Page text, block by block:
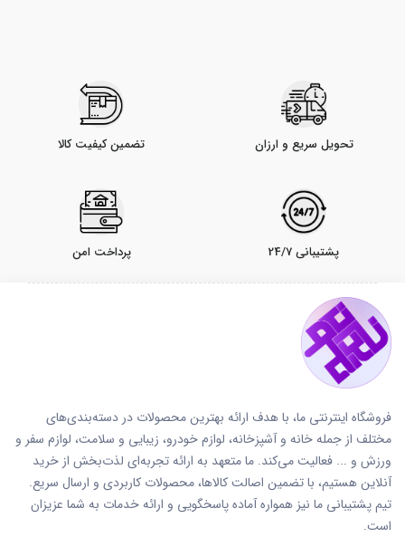
تحویل سریع و ارزان تضمین کیفیت کالا
پشتیبانی 24/7 پرداخت امن
فروشگاه اینترنتی ما، با هدف ارائه بهترین محصولات در دسته‌بندی‌های
مختلف از جمله خانه و آشپزخانه، لوازم خودرو، زیبایی و سلامت، لوازم سفر و
ورزش و ... فعالیت می‌کند. ما متعهد به ارائه تجربه‌ای لذت‌بخش از خرید
آنلاین هستیم، با تضمین اصالت کالاها، محصولات کاربردی و ارسال سریع.
تیم پشتیبانی ما نیز همواره آماده پاسخگویی و ارائه خدمات به شما عزیزان
است.